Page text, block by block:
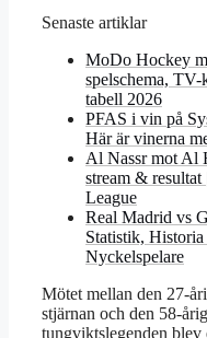
Senaste artiklar
MoDo Hockey
spelschema, TV-
tabell 2026
PFAS i vin på
Här är vinerna
Al Nassr mot Al
stream & resultat
League
Real Madrid vs
Statistik,
Nyckelspelare
Mötet mellan den 27-
stjärnan och den 58-
tungviktslegenden blev